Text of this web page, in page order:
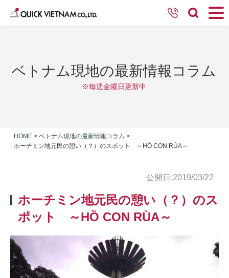
ベトナム現地の最新情報コラム
※毎週金曜日更新中
HOME > ベトナム現地の最新情報コラム >
ホーチミン地元民の憩い（？）のスポット ～HỒ CON RÙA～
公開日:2019/03/22
ホーチミン地元民の憩い（？）のス
ポット ～HỒ CON RÙA～